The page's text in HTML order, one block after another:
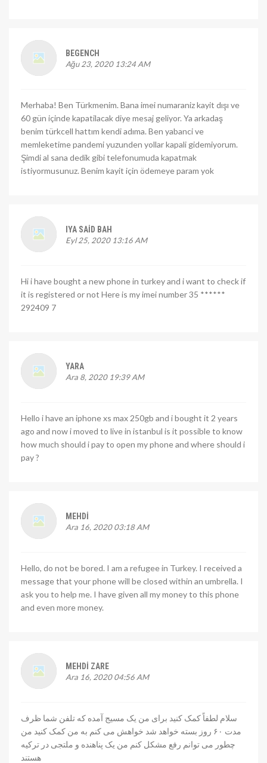
BEGENCH
Ağu 23, 2020 13:24 AM
Merhaba! Ben Türkmenim. Bana imei numaraniz kayit dışı ve
60 gün içinde kapatilacak diye mesaj geliyor. Ya arkadaş
benim türkcell hattım kendi adıma. Ben yabanci ve
memleketime pandemi yuzunden yollar kapali gidemiyorum.
Şimdi al sana dedik gibi telefonumuda kapatmak
istiyormusunuz. Benim kayit için ödemeye param yok
IYA SAID BAH
Eyl 25, 2020 13:16 AM
Hi i have bought a new phone in turkey and i want to check if
it is registered or not Here is my imei number 35 ******
292409 7
YARA
Ara 8, 2020 19:39 AM
Hello i have an iphone xs max 250gb and i bought it 2 years
ago and now i moved to live in istanbul is it possible to know
how much should i pay to open my phone and where should i
pay ?
MEHDI
Ara 16, 2020 03:18 AM
Hello, do not be bored. I am a refugee in Turkey. I received a
message that your phone will be closed within an umbrella. I
ask you to help me. I have given all my money to this phone
and even more money.
MEHDI ZARE
Ara 16, 2020 04:56 AM
سلام لطفاً کمک کنید برای من یک مسیج آمده که تلفن شما ظرف
مدت ۶۰ روز بسته خواهد شد خواهش می کنم به من کمک کنید من
چطور می توانم رفع مشکل کنم من یک پناهنده و ملتجی در ترکیه
هستند